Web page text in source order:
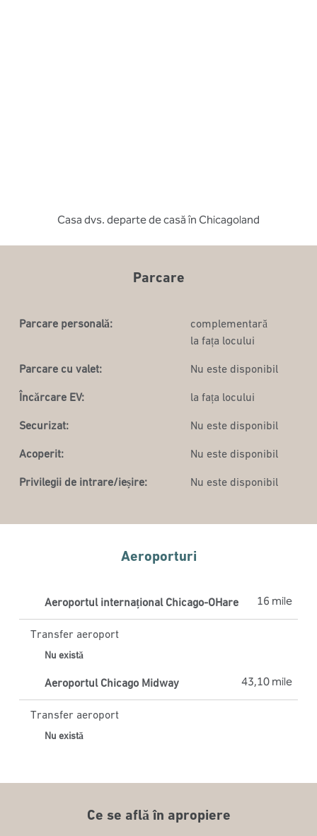
Casa dvs. departe de casă în Chicagoland
Parcare
Parcare personală:
complementară
la fața locului
Parcare cu valet: Nu este disponibil
Încărcare EV: la fața locului
Securizat: Nu este disponibil
Acoperit: Nu este disponibil
Privilegii de intrare/ieșire: Nu este disponibil
Aeroporturi
Aeroportul internațional Chicago-OHare 16 mile
Transfer aeroport
Nu există
Aeroportul Chicago Midway 43,10 mile
Transfer aeroport
Nu există
Ce se află în apropiere